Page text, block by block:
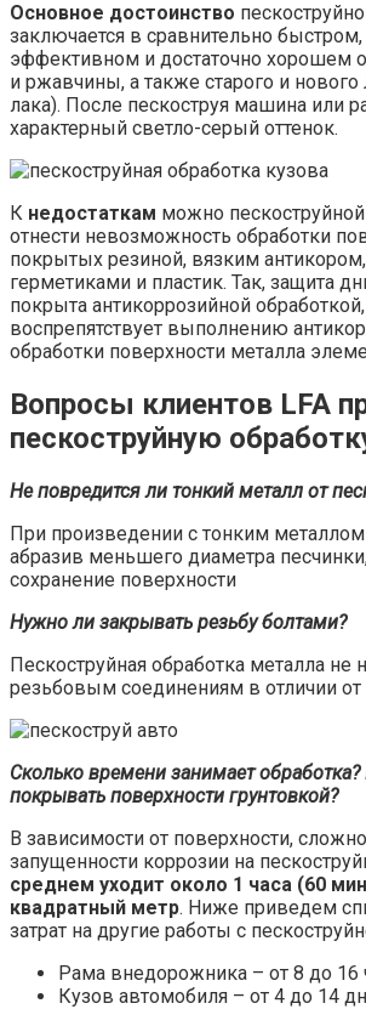
Основное достоинство
заключается в сравнительно
эффективном и достаточно хорошем
и ржавчины, а также старого и
лака). После пескоструя машина или
характерный светло-серый оттенок.
К недостаткам можно
отнести невозможность обработки
покрытых резиной, вязким
герметиками и пластик. Так, защита
покрыта антикоррозийной обработкой,
воспрепятствует выполнению
обработки поверхности металла
Вопросы клиентов LFA
пескоструйную
Не повредится ли тонкий металл от
При произведении с тонким
абразив меньшего диаметра песчинки,
сохранение поверхности
Нужно ли закрывать резьбу болтами?
Пескоструйная обработка металла не
резьбовым соединениям в отличии от
Сколько времени занимает
покрывать поверхности грунтовкой?
В зависимости от поверхности,
запущенности коррозии на
среднем уходит около 1 часа (60
квадратный метр. Ниже приведем
затрат на другие работы с
Рама внедорожника – от 8 до 16
Кузов автомобиля – от 4 до 14